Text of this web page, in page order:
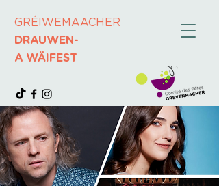
GRÉIWEMAACHER
DRAUWEN-
A WÄIFEST